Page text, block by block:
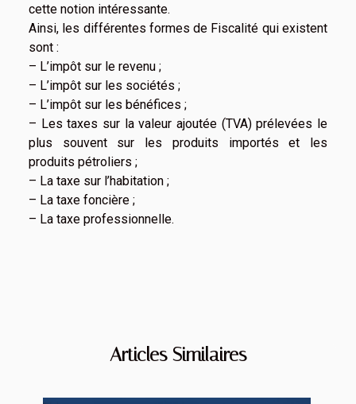
cette notion intéressante.
Ainsi, les différentes formes de Fiscalité qui existent
sont :
– L’impôt sur le revenu ;
– L’impôt sur les sociétés ;
– L’impôt sur les bénéfices ;
– Les taxes sur la valeur ajoutée (TVA) prélevées le
plus souvent sur les produits importés et les
produits pétroliers ;
– La taxe sur l’habitation ;
– La taxe foncière ;
– La taxe professionnelle.
Articles Similaires